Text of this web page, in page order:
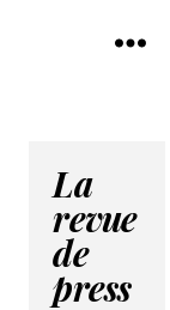
La
revue
de
press